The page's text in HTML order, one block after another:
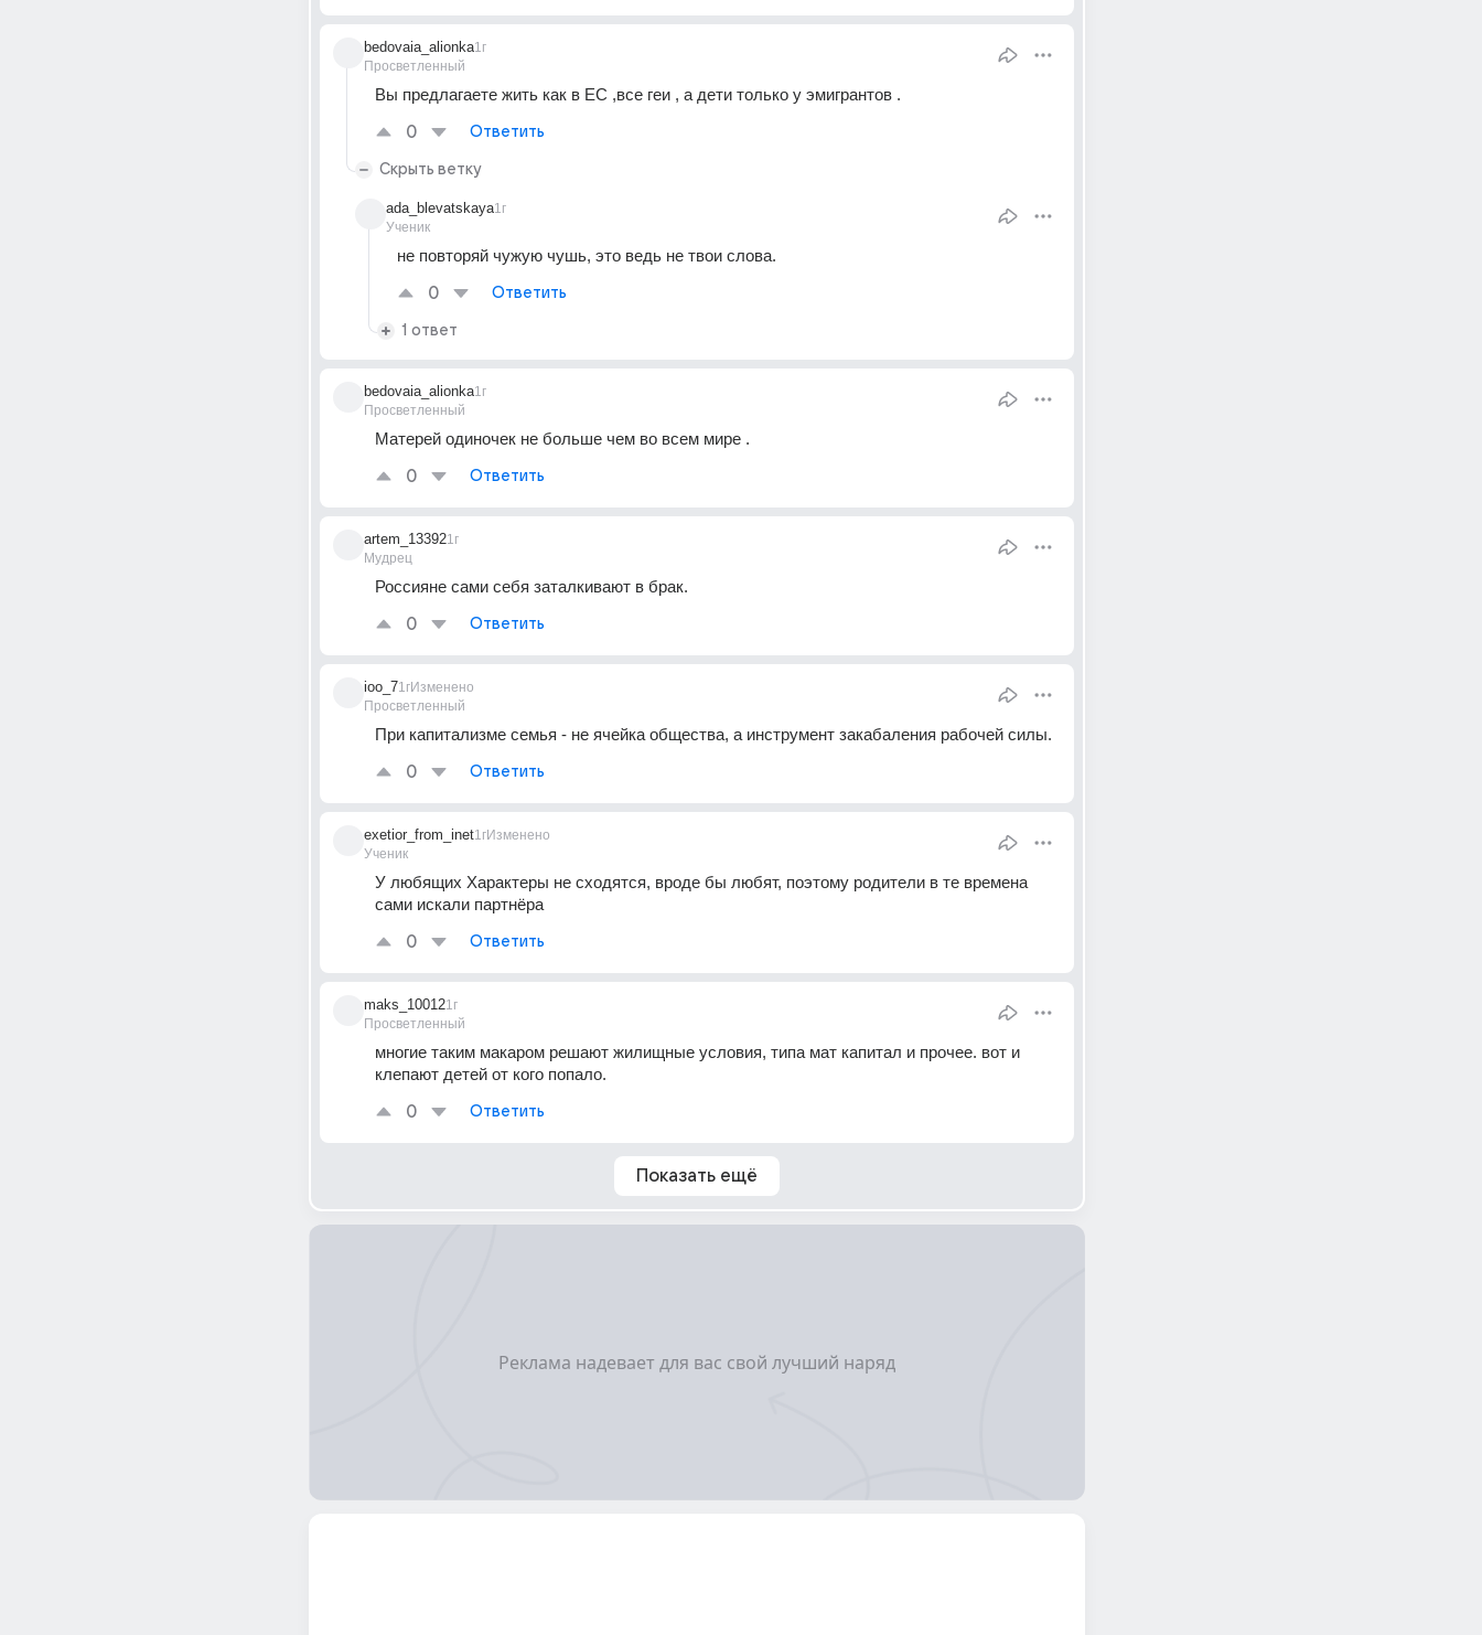
bedovaia_alionka
Просветленный
1г
Вы предлагаете жить как в ЕС ,все геи , а дети только у эмигрантов .
0 Ответить
Скрыть ветку
ada_blevatskaya
Ученик
1г
не повторяй чужую чушь, это ведь не твои слова.
0 Ответить
1 ответ
bedovaia_alionka
Просветленный
1г
Матерей одиночек не больше чем во всем мире .
0 Ответить
artem_13392
Мудрец
1г
Россияне сами себя заталкивают в брак.
0 Ответить
ioo_7
Просветленный
1гИзменено
При капитализме семья - не ячейка общества, а инструмент закабаления рабочей силы.
0 Ответить
exetior_from_inet
Ученик
1гИзменено
У любящих Характеры не сходятся, вроде бы любят, поэтому родители в те времена
сами искали партнёра
0 Ответить
maks_10012
Просветленный
1г
многие таким макаром решают жилищные условия, типа мат капитал и прочее. вот и
клепают детей от кого попало.
0 Ответить
Показать ещё